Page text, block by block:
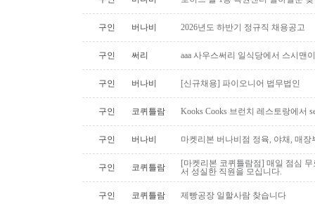
구인 버나비 2026년도 하반기 정규직 채용공고
구인 써리 aaa 사우스써리 일식당에서 스시맨
구인 버나비 [신규채용] 파이오니어 법무법인
구인 코퀴틀람 Kooks Cooks 브런치 레스토랑에서
구인 버나비 마켓리본 버나비점 정육, 야채, 매
구인 코퀴틀람
[마켓리본 코퀴틀람점] 매일 점심
서 성실한 직원을 모십니다.
구인 코퀴틀람 제빵공장 일할사람 찾습니다